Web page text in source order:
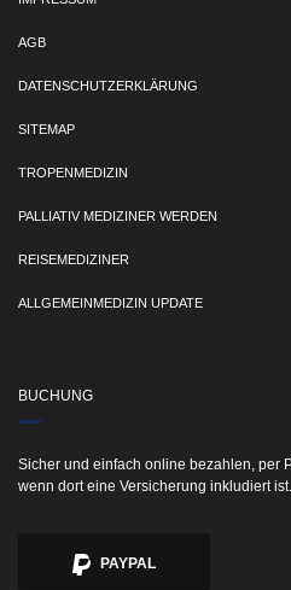
AGB
DATENSCHUTZERKLÄRUNG
SITEMAP
TROPENMEDIZIN
PALLIATIV MEDIZINER WERDEN
REISEMEDIZINER
ALLGEMEINMEDIZIN UPDATE
BUCHUNG
Sicher und einfach online bezahlen, per
wenn dort eine Versicherung inkludiert ist.
PAYPAL